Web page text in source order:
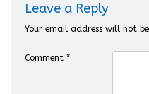
Leave a Reply
Your email address will not
Comment *